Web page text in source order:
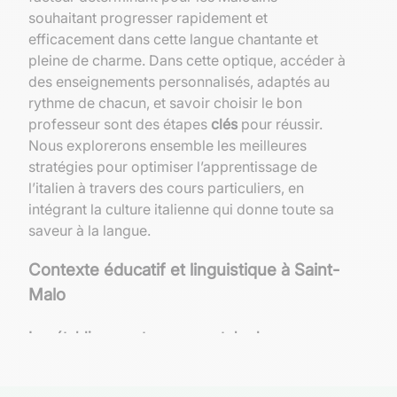
souhaitant progresser rapidement et
efficacement dans cette langue chantante et
pleine de charme. Dans cette optique, accéder à
des enseignements personnalisés, adaptés au
rythme de chacun, et savoir choisir le bon
professeur sont des étapes clés pour réussir.
Nous explorerons ensemble les meilleures
stratégies pour optimiser l’apprentissage de
l’italien à travers des cours particuliers, en
intégrant la culture italienne qui donne toute sa
saveur à la langue.
Contexte éducatif et linguistique à Saint-
Malo
Les établissements proposant des langues